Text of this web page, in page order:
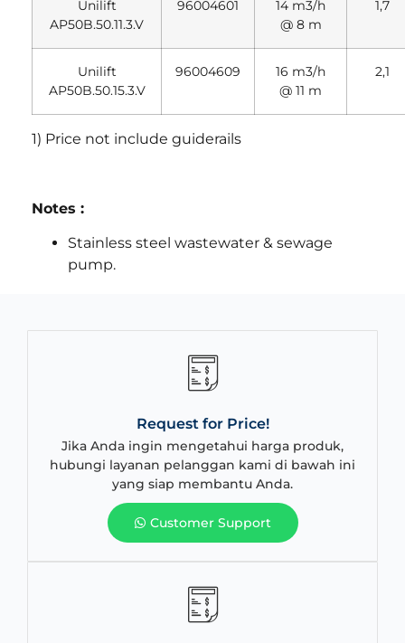
Unilift
AP50B.50.11.3.V
96004601
14 m3/h
@ 8 m
1,7
Unilift
AP50B.50.15.3.V
96004609
16 m3/h
@ 11 m
2,1
1) Price not include guiderails
Notes :
Stainless steel wastewater & sewage
pump.
Request for Price!
Jika Anda ingin mengetahui harga produk,
hubungi layanan pelanggan kami di bawah ini
yang siap membantu Anda.
Customer Support